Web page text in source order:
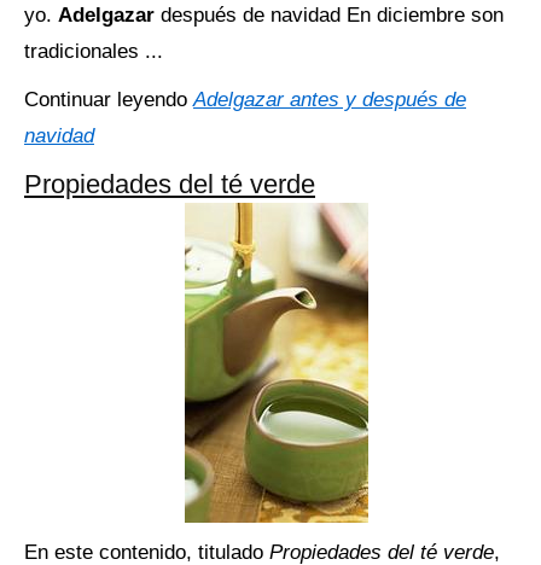
yo. Adelgazar después de navidad En diciembre son
tradicionales ...
Continuar leyendoAdelgazar antes y después de
navidad
Propiedades del té verde
En este contenido, titulado Propiedades del té verde,